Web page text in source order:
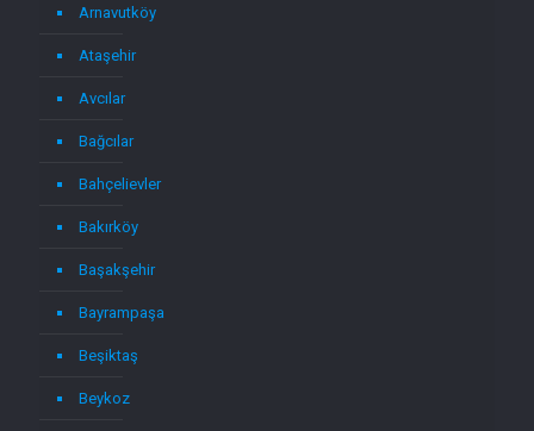
Arnavutköy
Ataşehir
Avcılar
Bağcılar
Bahçelievler
Bakırköy
Başakşehir
Bayrampaşa
Beşiktaş
Beykoz